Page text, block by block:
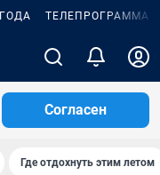
ТЕЛЕПРОГРАММА
Согласен
Где отдохнуть этим летом